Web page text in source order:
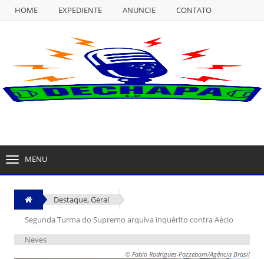
HOME EXPEDIENTE ANUNCIE
CONTATO
EXPEDIENTE ANUNCIE
MENU
Destaque,Geral
Segunda Turma do Supremo arquiva inquérito contra Aécio
Neves
© Fabio Rodrigues-Pozzebom/Agência Brasil